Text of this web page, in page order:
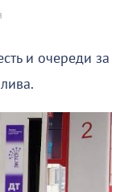
и очереди за